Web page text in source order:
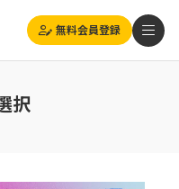
無料会員登録
択